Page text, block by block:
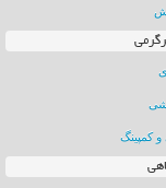
کمپینگ